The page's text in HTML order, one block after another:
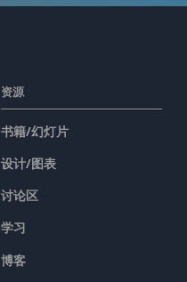
资源
书籍/幻灯片
设计/图表
讨论区
学习
博客